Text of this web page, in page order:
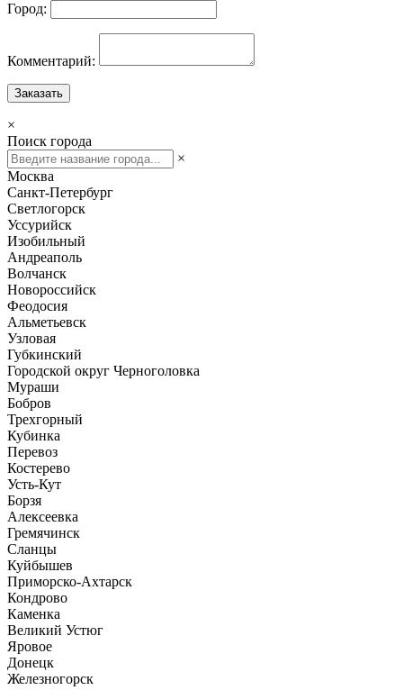
Город:
Комментарий:
Заказать
×
Поиск города
×
Москва
Санкт-Петербург
Светлогорск
Уссурийск
Изобильный
Андреаполь
Волчанск
Новороссийск
Феодосия
Альметьевск
Узловая
Губкинский
Городской округ Черноголовка
Мураши
Бобров
Трехгорный
Кубинка
Перевоз
Костерево
Усть-Кут
Борзя
Алексеевка
Гремячинск
Сланцы
Куйбышев
Приморско-Ахтарск
Кондрово
Каменка
Великий Устюг
Яровое
Донецк
Железногорск